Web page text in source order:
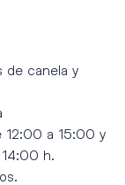
de canela y
12:00 a 15:00 y
h.